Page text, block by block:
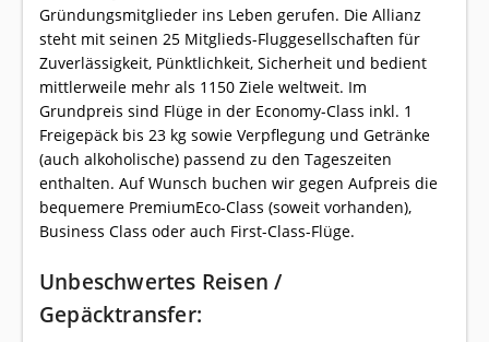
Gründungsmitglieder ins Leben gerufen. Die Allianz
steht mit seinen 25 Mitglieds-Fluggesellschaften für
Zuverlässigkeit, Pünktlichkeit, Sicherheit und bedient
mittlerweile mehr als 1150 Ziele weltweit. Im
Grundpreis sind Flüge in der Economy-Class inkl. 1
Freigepäck bis 23 kg sowie Verpflegung und Getränke
(auch alkoholische) passend zu den Tageszeiten
enthalten. Auf Wunsch buchen wir gegen Aufpreis die
bequemere PremiumEco-Class (soweit vorhanden),
Business Class oder auch First-Class-Flüge.
Unbeschwertes Reisen /
Gepäcktransfer: